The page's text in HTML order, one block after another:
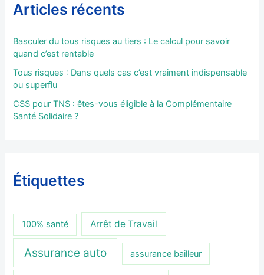
Articles récents
Basculer du tous risques au tiers : Le calcul pour savoir
quand c’est rentable
Tous risques : Dans quels cas c’est vraiment indispensable
ou superflu
CSS pour TNS : êtes-vous éligible à la Complémentaire
Santé Solidaire ?
Étiquettes
100% santé Arrêt de Travail
Assurance auto assurance bailleur